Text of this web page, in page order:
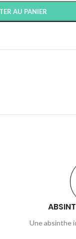
AU PANIER
Une absinthe